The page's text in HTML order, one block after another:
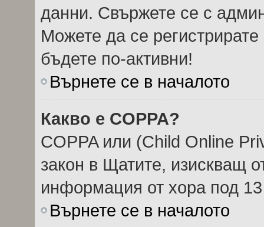
данни. Свържете се с
Можете да се
бъдете по-активни!
Върнете се в началото
Какво е COPPA?
COPPA или (Child Online
закон в Щатите, изискващ
информация от хора под
Върнете се в началото